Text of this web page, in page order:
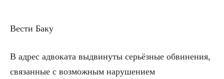
Вести Баку
В адрес адвоката выдвинуты серьёзные обвинения,
связанные с возможным нарушением